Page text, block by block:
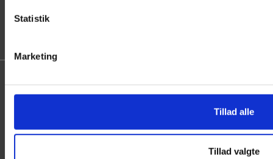
Statistik
Marketing
Tillad alle
Tillad valgte